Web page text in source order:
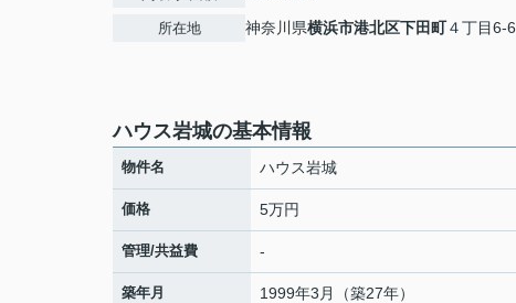
所在地 神奈川県横浜市港北区下田町４丁目6-6
ハウス岩城の基本情報
物件名 ハウス岩城
価格 5万円
管理/共益費 -
築年月 1999年3月（築27年）